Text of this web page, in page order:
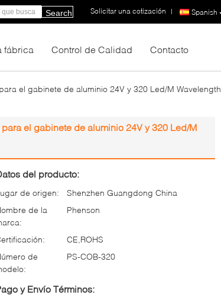
Spanish
Solicitar una cotización |
Search
fábrica Control de Calidad Contacto
el gabinete de aluminio 24V y 320 Led/M Wavelength
el gabinete de aluminio 24V y 320 Led/M
del producto:
de origen:
Shenzhen Guangdong China
de la
Phenson
CE,ROHS
de
PS-COB-320
y Envío Términos: